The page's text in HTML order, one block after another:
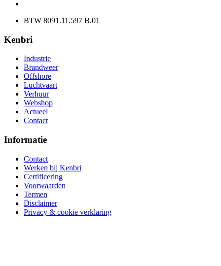
BTW 8091.11.597 B.01
Kenbri
Industrie
Brandweer
Offshore
Luchtvaart
Verhuur
Webshop
Actueel
Contact
Informatie
Contact
Werken bij Kenbri
Certificering
Voorwaarden
Termen
Disclaimer
Privacy & cookie verklaring